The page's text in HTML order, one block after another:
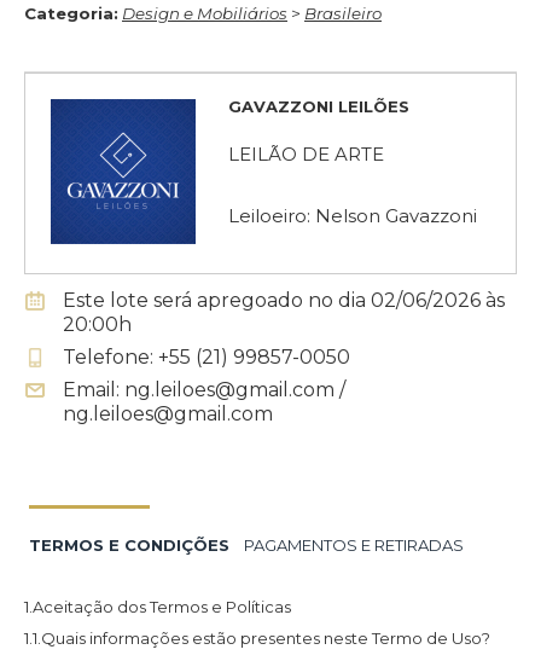
Categoria: Design e Mobiliários > Brasileiro
GAVAZZONI LEILÕES
LEILÃO DE ARTE
Leiloeiro: Nelson Gavazzoni
Este lote será apregoado no dia 02/06/2026 às
20:00h
Telefone: +55 (21) 99857-0050
Email: ng.leiloes@gmail.com /
ng.leiloes@gmail.com
TERMOS E CONDIÇÕES PAGAMENTOS E RETIRADAS
1.Aceitação dos Termos e Políticas
1.1.Quais informações estão presentes neste Termo de Uso?